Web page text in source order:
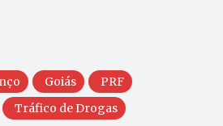
Goiás
PRF
Tráfico de Drogas